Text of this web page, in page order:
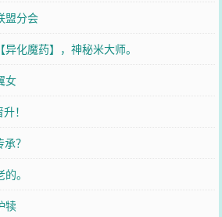
盟分会
化魔药】，神秘米大师。
女
！
？
。
犊